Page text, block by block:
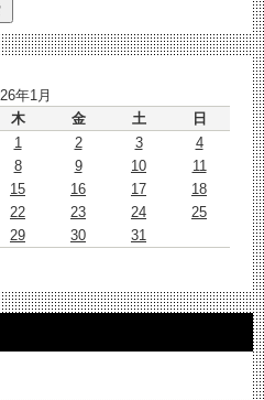
年1月
木 金 土
日
1
2 3
4
8 9 10
11
15 16 17
18
22 23 24
25
29 30 31